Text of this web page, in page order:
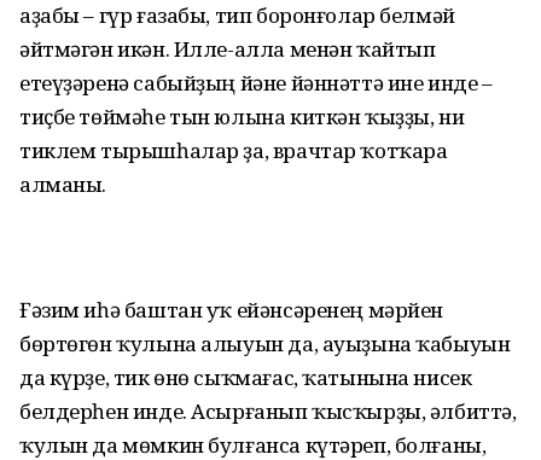
аҙабы – гүр ғазабы, тип боронғолар белмәй
әйтмәгән икән. Илле-алла менән ҡайтып
етеүҙәренә сабыйҙың йәне йәннәттә ине инде –
тиҫбе төймәһе тын юлына киткән ҡыҙҙы, ни
тиклем тырышһалар ҙа, врачтар ҡотҡара
алманы.
Ғәзим иһә баштан уҡ ейәнсәренең мәрйен
бөртөгөн ҡулына алыуын да, ауыҙына ҡабыуын
да күрҙе, тик өнө сыҡмағас, ҡатынына нисек
белдерһен инде. Асырғанып ҡысҡырҙы, әлбиттә,
ҡулын да мөмкин булғанса күтәреп, болғаны,